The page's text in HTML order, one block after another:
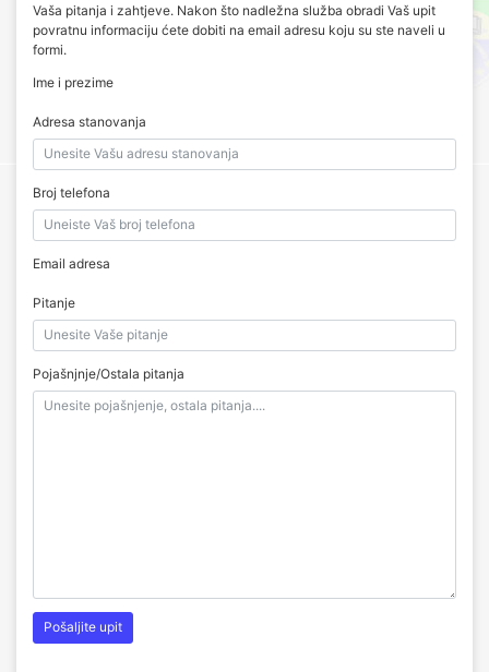
Vaša pitanja i zahtjeve. Nakon što nadležna služba obradi Vaš upit
povratnu informaciju ćete dobiti na email adresu koju su ste naveli u
formi.
Ime i prezime
Adresa stanovanja
Broj telefona
Email adresa
Pitanje
Pojašnjnje/Ostala pitanja